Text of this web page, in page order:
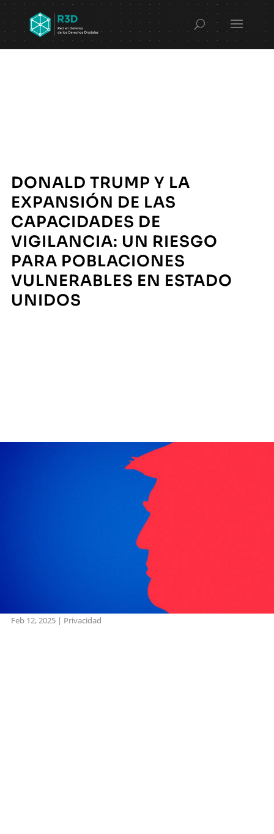
DONALD TRUMP Y LA
EXPANSIÓN DE LAS
CAPACIDADES DE
VIGILANCIA: UN RIESGO
PARA POBLACIONES
VULNERABLES EN ESTADO
UNIDOS
Feb 12, 2025| Privacidad